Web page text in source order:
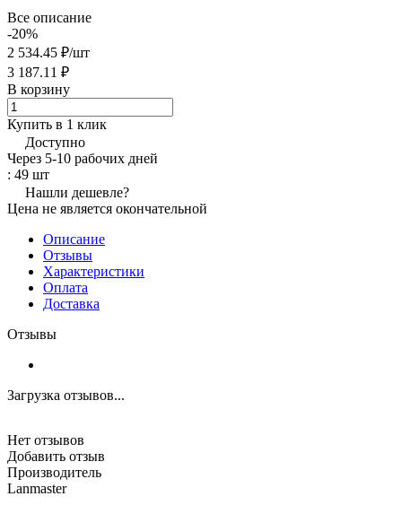
Все описание
-20%
2 534.45 ₽/шт
3 187.11 ₽
В корзину
Купить в 1 клик
Доступно
Через 5-10 рабочих дней
: 49 шт
Нашли дешевле?
Цена не является окончательной
Описание
Отзывы
Характеристики
Оплата
Доставка
Отзывы
Загрузка отзывов...
Нет отзывов
Добавить отзыв
Производитель
Lanmaster